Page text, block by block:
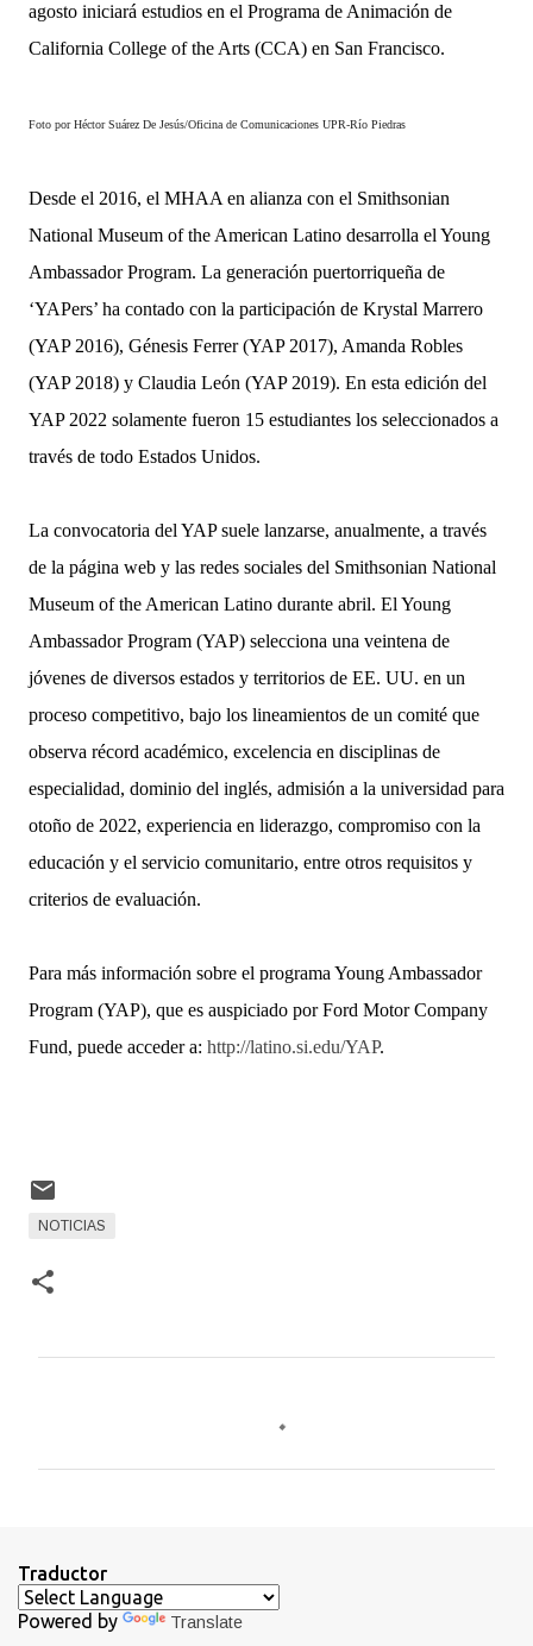
agosto iniciará estudios en el Programa de Animación de
California College of the Arts (CCA) en San Francisco.
Foto por Héctor Suárez De Jesús/Oficina de Comunicaciones UPR-Río Piedras
Desde el 2016, el MHAA en alianza con el Smithsonian
National Museum of the American Latino desarrolla el Young
Ambassador Program. La generación puertorriqueña de
‘YAPers’ ha contado con la participación de Krystal Marrero
(YAP 2016), Génesis Ferrer (YAP 2017), Amanda Robles
(YAP 2018) y Claudia León (YAP 2019). En esta edición del
YAP 2022 solamente fueron 15 estudiantes los seleccionados a
través de todo Estados Unidos.
La convocatoria del YAP suele lanzarse, anualmente, a través
de la página web y las redes sociales del Smithsonian National
Museum of the American Latino durante abril. El Young
Ambassador Program (YAP) selecciona una veintena de
jóvenes de diversos estados y territorios de EE. UU. en un
proceso competitivo, bajo los lineamientos de un comité que
observa récord académico, excelencia en disciplinas de
especialidad, dominio del inglés, admisión a la universidad para
otoño de 2022, experiencia en liderazgo, compromiso con la
educación y el servicio comunitario, entre otros requisitos y
criterios de evaluación.
Para más información sobre el programa Young Ambassador
Program (YAP), que es auspiciado por Ford Motor Company
Fund, puede acceder a: http://latino.si.edu/YAP.
NOTICIAS
a
r
Traductor
Powered by Translate